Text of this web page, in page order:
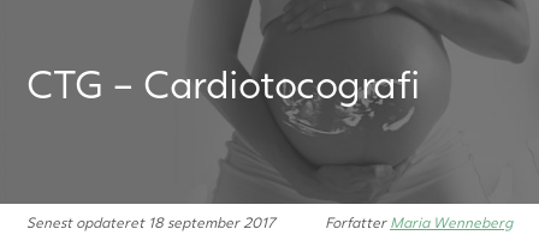
CTG – Cardiotocografi
Senest opdateret 18 september 2017 Forfatter Maria Wenneberg